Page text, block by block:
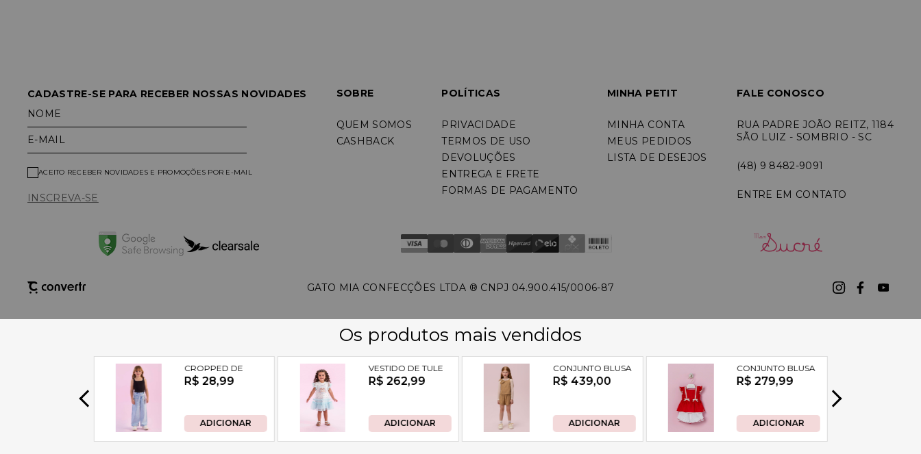
CADASTRE-SE PARA RECEBER NOSSAS NOVIDADES
NOME
E-MAIL
INSCREVA-SE
ACEITO RECEBER NOVIDADES E PROMOÇÕES POR E-MAIL
SOBRE
QUEM SOMOS
CASHBACK
POLÍTICAS
PRIVACIDADE
TERMOS DE USO
DEVOLUÇÕES
ENTREGA E FRETE
FORMAS DE PAGAMENTO
MINHA PETIT
MINHA CONTA
MEUS PEDIDOS
LISTA DE DESEJOS
FALE CONOSCO
RUA PADRE JOÃO REITZ, 1184
SÃO LUIZ - SOMBRIO - SC
(48) 9 8482-9091
ENTRE EM CONTATO
GATO MIA CONFECÇÕES LTDA ®️ CNPJ 04.900.415/0006-87